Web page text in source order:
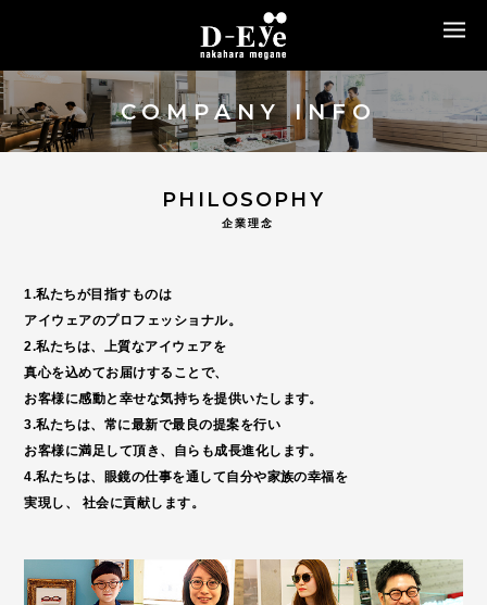
COMPANY INFO
PHILOSOPHY
企業理念
1.私たちが目指すものは
アイウェアのプロフェッショナル。
2.私たちは、上質なアイウェアを
真心を込めてお届けすることで、
お客様に感動と幸せな気持ちを提供いたします。
3.私たちは、常に最新で最良の提案を行い
お客様に満足して頂き、自らも成長進化します。
4.私たちは、眼鏡の仕事を通して自分や家族の幸福を
実現し、
社会に貢献します。